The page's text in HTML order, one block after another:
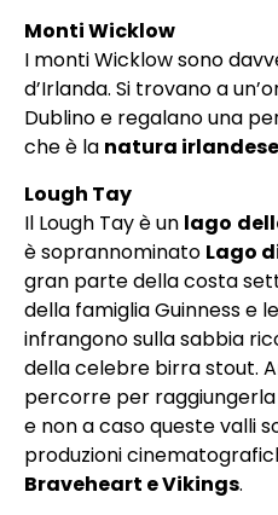
Monti Wicklow
I monti Wicklow sono
d’Irlanda. Si trovano a
Dublino e regalano una
che è la natura irlandese
Lough Tay
Il Lough Tay è un lago
è soprannominato Lago
gran parte della costa
della famiglia Guinness e
infrangono sulla sabbia
della celebre birra stout.
percorre per
e non a caso queste valli
produzioni
Braveheart e Vikings.